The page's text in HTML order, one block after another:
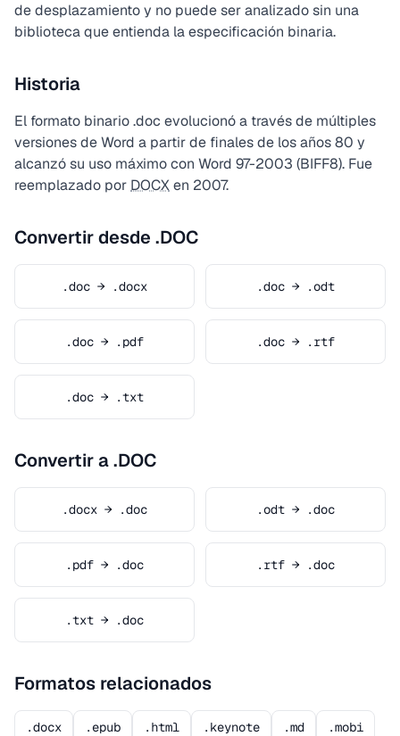
de desplazamiento y no puede ser analizado sin una
biblioteca que entienda la especificación binaria.
Historia
El formato binario .doc evolucionó a través de múltiples
versiones de Word a partir de finales de los años 80 y
alcanzó su uso máximo con Word 97-2003 (BIFF8). Fue
reemplazado por DOCXen 2007.
Convertir desde .DOC
.doc → .docx .doc → .odt
.doc → .pdf .doc → .rtf
.doc → .txt
Convertir a .DOC
.docx → .doc .odt → .doc
.pdf → .doc .rtf → .doc
.txt → .doc
Formatos relacionados
.docx .epub .html .keynote .md .mobi